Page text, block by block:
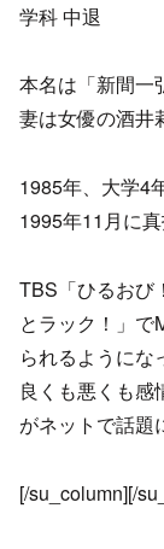
学科 中退
本名は「新間一
妻は女優の酒井
1985年、大学4
1995年11月に
TBS「ひるおび
とラック！」で
られるようにな
良くも悪くも感
がネットで話題
[/su_column][/